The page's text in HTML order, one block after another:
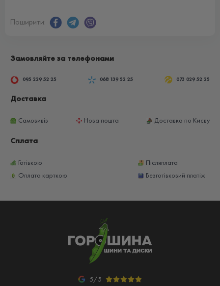
Поширити:
Замовляйте за телефонами
095 229 52 25 068 139 52 25 073 029 52 25
Доставка
Самовивіз Нова пошта Доставка по Києву
Сплата
Готівкою
Післяплата
Оплата карткою
Безготівковий платіж
5/5